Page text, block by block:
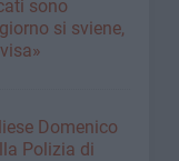
sono
si sviene,
Domenico
Polizia di